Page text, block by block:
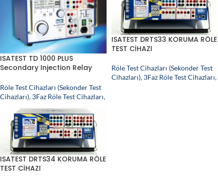
ISATEST TD 1000 PLUS
Secondary Injection Relay
Röle Test Cihazları (Sekonder Test
Cihazları), 3Faz Röle Test Cihazları,
ISATEST DRTS33 KORUMA RÖLE
TEST CİHAZI
Röle Test Cihazları (Sekonder Test
Cihazları), 3Faz Röle Test Cihazları,
ISATEST DRTS34 KORUMA RÖLE
TEST CİHAZI